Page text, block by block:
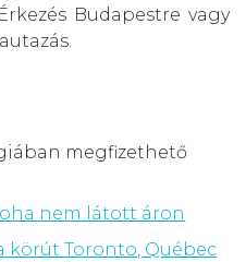
Budapestre vagy
megfizethető
nem látott áron
körút Toronto, Québec